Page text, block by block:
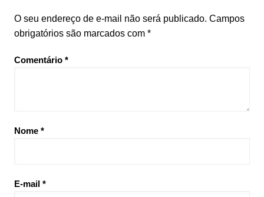
O seu endereço de e-mail não será publicado. Campos
obrigatórios são marcados com *
Comentário *
Nome *
E-mail *